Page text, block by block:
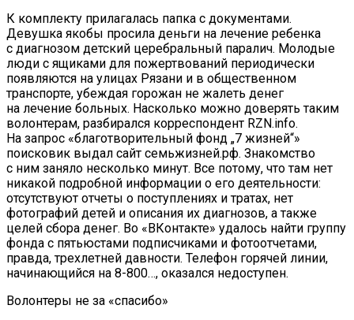
К комплекту прилагалась папка с документами.
Девушка якобы просила деньги на лечение ребенка
с диагнозом детский церебральный паралич. Молодые
люди с ящиками для пожертвований периодически
появляются на улицах Рязани и в общественном
транспорте, убеждая горожан не жалеть денег
на лечение больных. Насколько можно доверять таким
волонтерам, разбирался корреспондент RZN.info.
На запрос «благотворительный фонд „7 жизней“»
поисковик выдал сайт семьжизней.рф. Знакомство
с ним заняло несколько минут. Все потому, что там нет
никакой подробной информации о его деятельности:
отсутствуют отчеты о поступлениях и тратах, нет
фотографий детей и описания их диагнозов, а также
целей сбора денег. Во «ВКонтакте» удалось найти группу
фонда с пятьюстами подписчиками и фотоотчетами,
правда, трехлетней давности. Телефон горячей линии,
начинающийся на 8-800…, оказался недоступен.
Волонтеры не за «спасибо»